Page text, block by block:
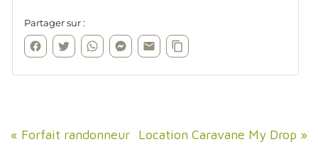
« Forfait randonneur Location Caravane My Drop »